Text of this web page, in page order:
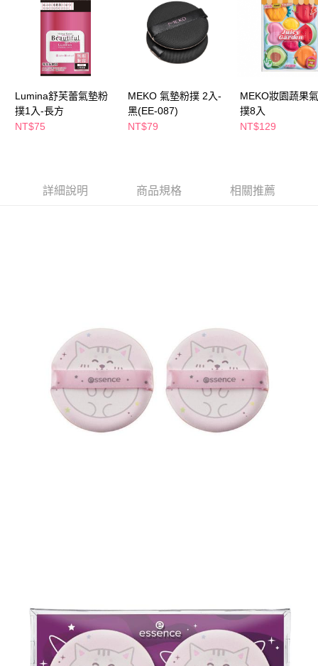
２．訂單成立數日內，您將收到繳費通知簡訊。
３．收到繳費通知簡訊後14天內，點擊此簡訊中的連結，可透過四大超商／
ATM／網路銀行／等多元方式進行付款，方視為交易完成。
※ 請注意：結帳手續完成當下不需立刻繳費，但若您需要取消訂單，請聯絡
購買商品的店家。未經商家同意取消之訂單仍視為有效，需透過AFTEE先享
後付繳納相關費用。
※ 交易是否成功請以「AFTEE先享後付 」之結帳頁面顯示為準，若有關於
是否繳費成功／繳費後需取消欲退款等相關疑問，請聯繫「AFTEE先享後付
客戶支援中心」
https://netprotections.freshdesk.com/support/home
２．關於個人資料處理事宜，請瀏覽以下網址：
每筆NT$65，滿NT$390(含以上)免運費
萊爾富取貨付款
每筆NT$65，滿NT$490(含以上)免運費
付款後萊爾富取貨
每筆NT$65，滿NT$490(含以上)免運費
每筆NT$65，滿NT$490(含以上)免運費
Lumina舒芙蕾氣墊粉
撲1入-長方
NT$75
MEKO 氣墊粉撲 2入-
黑(EE-087)
NT$79
MEKO妝園蔬果
撲8入
NT$129
詳細說明 商品規格 相關推薦